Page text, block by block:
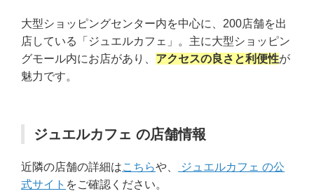
大型ショッピングセンター内を中心に、200店舗を出
店している「ジュエルカフェ」。主に大型ショッピン
グモール内にお店があり、 アクセスの良さと利便性が
魅力です。
ジュエルカフェ の店舗情報
近隣の店舗の詳細はこちらや、
ジュエルカフェ の公
式サイト をご確認ください。